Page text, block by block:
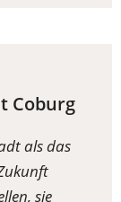
Coburg
als das
sie